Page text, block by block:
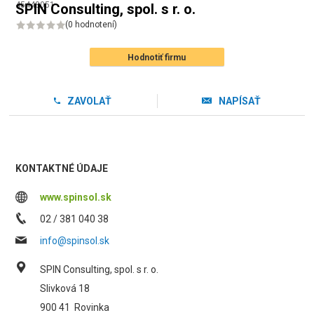
SPIN Consulting, spol. s r. o.
(0 hodnotení)
Hodnotiť firmu
ZAVOLAŤ NAPÍSAŤ
KONTAKTNÉ ÚDAJE
www.spinsol.sk
02 / 381 040 38
info@spinsol.sk
SPIN Consulting, spol. s r. o.
Slivková 18
900 41
Rovinka